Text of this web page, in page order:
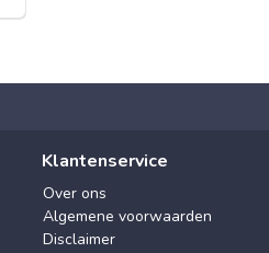
Klantenservice
Over ons
Algemene voorwaarden
Disclaimer